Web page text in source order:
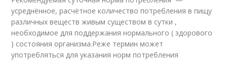
усреднённое, расчётное количество потребления в пищу
различных веществ живым существом в сутки ,
необходимое для поддержания нормального ( здорового
) состояния организма.Реже термин может
употребляться для указания норм потребления